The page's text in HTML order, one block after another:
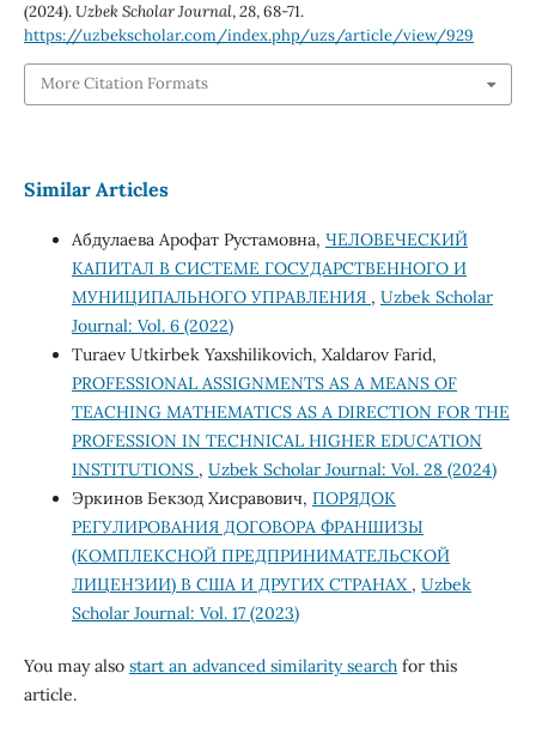
(2024).Uzbek Scholar Journal,28, 68-71.
https://uzbekscholar.com/index.php/uzs/article/view/929
More Citation Formats
Similar Articles
Абдулаева Арофат Рустамовна, ЧЕЛОВЕЧЕСКИЙ
КАПИТАЛ В СИСТЕМЕ ГОСУДАРСТВЕННОГО И
МУНИЦИПАЛЬНОГО УПРАВЛЕНИЯ , Uzbek Scholar
Journal: Vol. 6 (2022)
Turaev Utkirbek Yaxshilikovich, Xaldarov Farid,
PROFESSIONAL ASSIGNMENTS AS A MEANS OF
TEACHING MATHEMATICS AS A DIRECTION FOR THE
PROFESSION IN TECHNICAL HIGHER EDUCATION
INSTITUTIONS , Uzbek Scholar Journal: Vol. 28 (2024)
Эркинов Бекзод Хисравович, ПОРЯДОК
РЕГУЛИРОВАНИЯ ДОГОВОРА ФРАНШИЗЫ
(КОМПЛЕКСНОЙ ПРЕДПРИНИМАТЕЛЬСКОЙ
ЛИЦЕНЗИИ) В США И ДРУГИХ СТРАНАХ , Uzbek
Scholar Journal: Vol. 17 (2023)
You may also start an advanced similarity searchfor this
article.